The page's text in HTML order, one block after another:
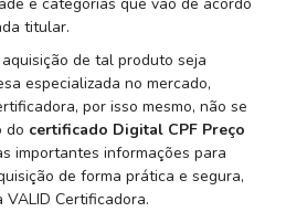
titular.
de tal produto seja
especializada no mercado,
por isso mesmo, não se
do certificado Digital CPF Preço
importantes informações para
de forma prática e segura,
Certificadora.